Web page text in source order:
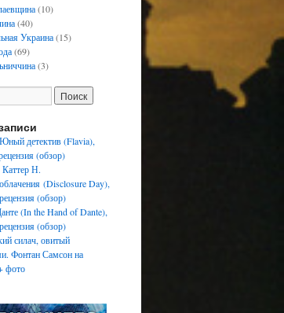
(10)
(40)
Украина(15)
(69)
(3)
детектив (Flavia),
(обзор)
Каттер Н.
(Disclosure Day),
(обзор)
(In the Hand of Dante),
(обзор)
силач, овитый
Фонтан Самсон на
фото